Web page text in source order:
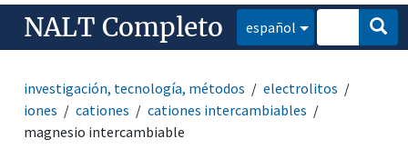
NALT Completo español
investigación, tecnología, métodos
electrolitos
iones
cationes
cationes intercambiables
magnesio intercambiable